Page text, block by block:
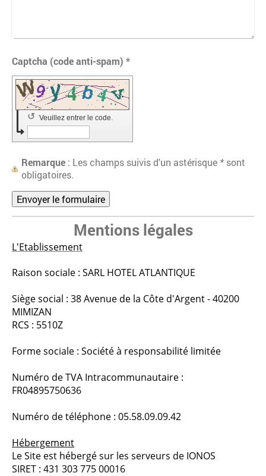
Captcha (code anti-spam) *
Veuillez entrer le code.
↺
Remarque : Les champs suivis d'un astérisque *sont
obligatoires.
Mentions légales
L'Etablissement
Raison sociale : SARL HOTEL ATLANTIQUE
Siège social : 38 Avenue de la Côte d'Argent - 40200
MIMIZAN
RCS : 5510Z
Forme sociale : Société à responsabilité limitée
Numéro de TVA Intracommunautaire :
FR04895750636
Numéro de téléphone : 05.58.09.09.42
Hébergement
Le Site est hébergé sur les serveurs de IONOS
SIRET : 431 303 775 00016